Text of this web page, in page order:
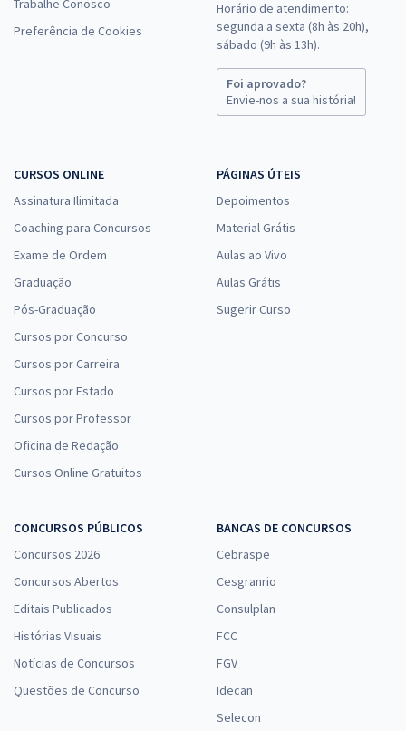
Trabalhe Conosco
Preferência de Cookies
Horário de atendimento:
segunda a sexta (8h às 20h),
sábado (9h às 13h).
Foi aprovado?
Envie-nos a sua história!
CURSOS ONLINE
Assinatura Ilimitada
Coaching para Concursos
Exame de Ordem
Graduação
Pós-Graduação
Cursos por Concurso
Cursos por Carreira
Cursos por Estado
Cursos por Professor
Oficina de Redação
Cursos Online Gratuitos
PÁGINAS ÚTEIS
Depoimentos
Material Grátis
Aulas ao Vivo
Aulas Grátis
Sugerir Curso
CONCURSOS PÚBLICOS
Concursos 2026
Concursos Abertos
Editais Publicados
Histórias Visuais
Notícias de Concursos
Questões de Concurso
BANCAS DE CONCURSOS
Cebraspe
Cesgranrio
Consulplan
FCC
FGV
Idecan
Selecon